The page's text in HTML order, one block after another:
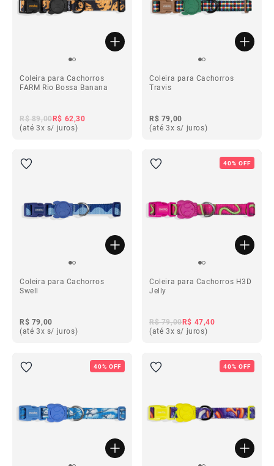
Coleira para Cachorros
FARM Rio Bossa Banana
R$ 89,00R$ 62,30
(até 3x s/ juros)
Coleira para Cachorros
Travis
R$ 79,00
(até 3x s/ juros)
Coleira para Cachorros
Swell
R$ 79,00
(até 3x s/ juros)
40% OFF
Coleira para Cachorros H3D
Jelly
R$ 79,00R$ 47,40
(até 3x s/ juros)
40% OFF 40% OFF